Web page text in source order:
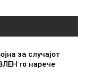
за случајот
го нарече